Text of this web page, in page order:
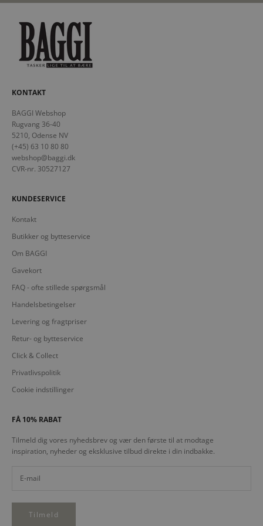
KONTAKT
BAGGI Webshop
Rugvang 36-40
5210, Odense NV
(+45) 63 10 80 80
webshop@baggi.dk
CVR-nr. 30527127
KUNDESERVICE
Kontakt
Butikker og bytteservice
Om BAGGI
Gavekort
FAQ - ofte stillede spørgsmål
Handelsbetingelser
Levering og fragtpriser
Retur- og bytteservice
Click & Collect
Privatlivspolitik
Cookie indstillinger
FÅ 10% RABAT
Tilmeld dig vores nyhedsbrev og vær den første til at modtage
inspiration, nyheder og eksklusive tilbud direkte i din indbakke.
Tilmeld